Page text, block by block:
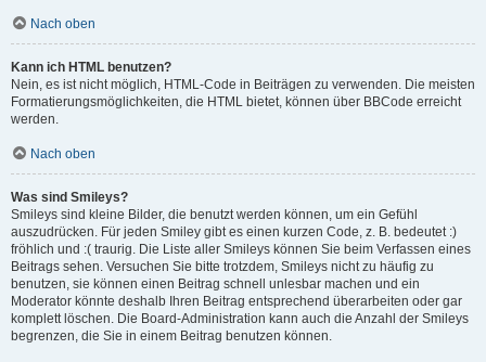
Nach oben
Kann ich HTML benutzen?
Nein, es ist nicht möglich, HTML-Code in Beiträgen zu verwenden. Die meisten
Formatierungsmöglichkeiten, die HTML bietet, können über BBCode erreicht
werden.
Nach oben
Was sind Smileys?
Smileys sind kleine Bilder, die benutzt werden können, um ein Gefühl
auszudrücken. Für jeden Smiley gibt es einen kurzen Code, z. B. bedeutet :)
fröhlich und :( traurig. Die Liste aller Smileys können Sie beim Verfassen eines
Beitrags sehen. Versuchen Sie bitte trotzdem, Smileys nicht zu häufig zu
benutzen, sie können einen Beitrag schnell unlesbar machen und ein
Moderator könnte deshalb Ihren Beitrag entsprechend überarbeiten oder gar
komplett löschen. Die Board-Administration kann auch die Anzahl der Smileys
begrenzen, die Sie in einem Beitrag benutzen können.